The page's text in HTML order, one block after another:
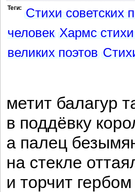
Теги: Стихи советских
человек Хармс
великих поэтов
метит балагур
в поддёвку
а палец
на стекле
и торчит